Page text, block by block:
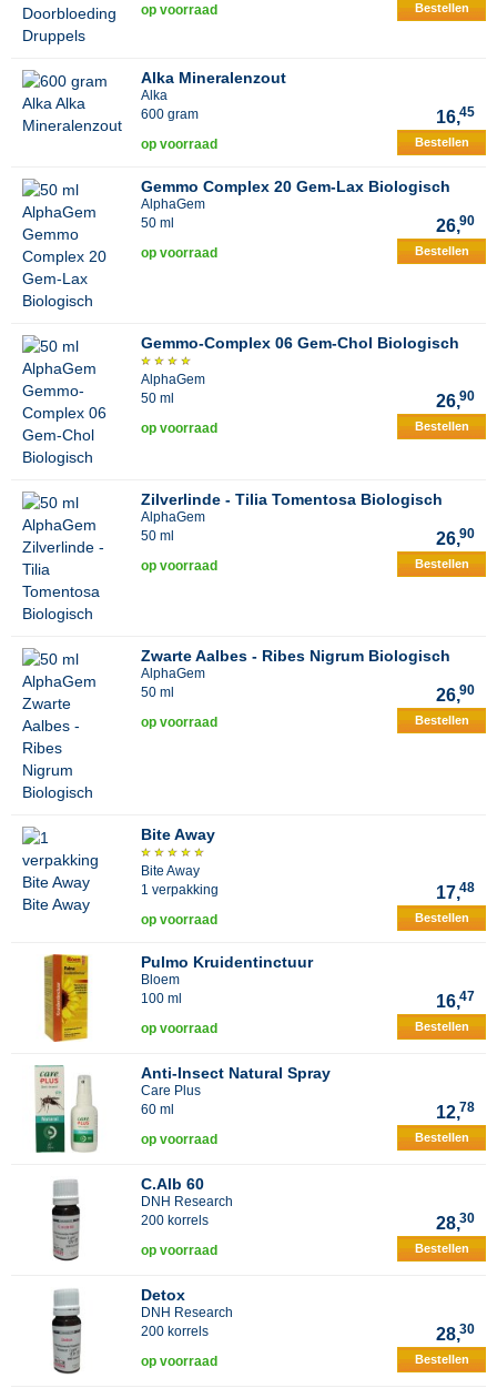
op voorraad Bestellen
Alka Mineralenzout
Alka
600 gram
16,45
op voorraad Bestellen
Gemmo Complex 20 Gem-Lax Biologisch
AlphaGem
50 ml
26,90
op voorraad Bestellen
Gemmo-Complex 06 Gem-Chol Biologisch
AlphaGem
50 ml
26,90
op voorraad Bestellen
Zilverlinde - Tilia Tomentosa Biologisch
AlphaGem
50 ml
26,90
op voorraad Bestellen
Zwarte Aalbes - Ribes Nigrum Biologisch
AlphaGem
50 ml
26,90
op voorraad Bestellen
Bite Away
Bite Away
1 verpakking
17,48
op voorraad Bestellen
Pulmo Kruidentinctuur
Bloem
100 ml
16,47
op voorraad Bestellen
Anti-Insect Natural Spray
Care Plus
60 ml
12,78
op voorraad Bestellen
C.Alb 60
DNH Research
200 korrels
28,30
op voorraad Bestellen
Detox
DNH Research
200 korrels
28,30
op voorraad Bestellen